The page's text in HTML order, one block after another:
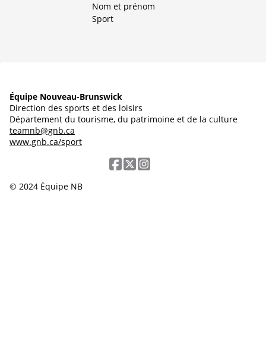
Nom et prénom
Sport
Équipe Nouveau-Brunswick
Direction des sports et des loisirs
Département du tourisme, du patrimoine et de la culture
teamnb@gnb.ca
www.gnb.ca/sport
© 2024 Équipe NB